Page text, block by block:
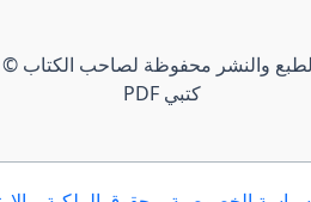
كتبي PDF